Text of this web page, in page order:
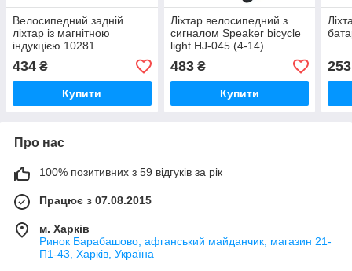
Велосипедний задній
ліхтар із магнітною
індукцією 10281
434 ₴
Купити
Ліхтар велосипедний з
сигналом Speaker bicycle
light HJ-045 (4-14)
483₴
Купити
253
Про нас
100% позитивних з 59 відгуків за рік
Працює з 07.08.2015
м. Харків
Ринок Барабашово, афганський майданчик, магазин 21-
П1-43, Харків, Україна